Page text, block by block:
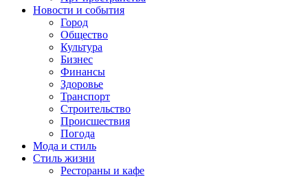
Новости и события
Город
Общество
Культура
Бизнес
Финансы
Здоровье
Транспорт
Строительство
Происшествия
Погода
Мода и стиль
Стиль жизни
Рестораны и кафе